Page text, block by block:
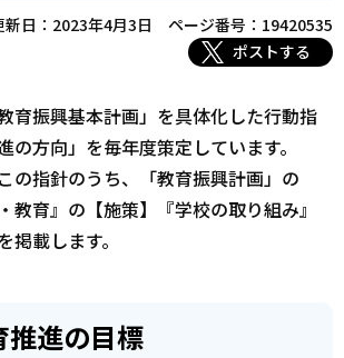
新日：2023年4月3日
ページ番号：19420535
ポストする
育振興基本計画」を具体化した行動指
の方向」を毎年度策定しています。
の指針のうち、「教育振興計画」の
教育』の【施策】『学校の取り組み』
掲載します。
推進の目標